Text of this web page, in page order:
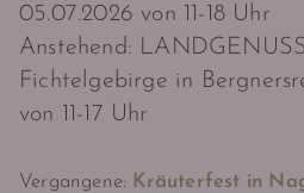
05.07.2026 von 11-18 Uhr
Anstehend:
Fichtelgebirge in
von 11-17 Uhr
Vergangene: Kräuterfest in